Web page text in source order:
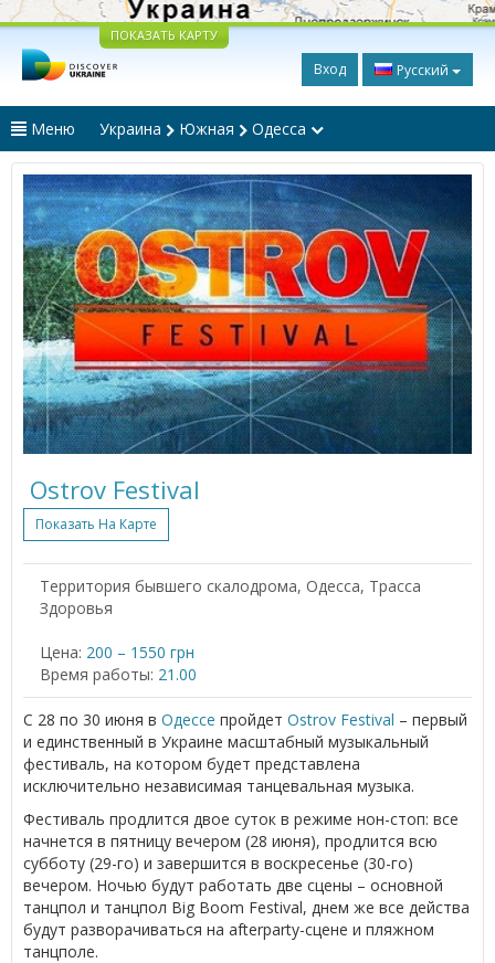
ПОКАЗАТЬ КАРТУ
Вход Русский
Меню Украина Южная Одесса
Ostrov Festival
Показать На Карте
Территория бывшего скалодрома, Одесса, Трасса
Здоровья
Цена: 200 – 1550 грн
Время работы: 21.00
С 28 по 30 июня в Одессе пройдет Ostrov Festival – первый
и единственный в Украине масштабный музыкальный
фестиваль, на котором будет представлена
исключительно независимая танцевальная музыка.
Фестиваль продлится двое суток в режиме нон-стоп: все
начнется в пятницу вечером (28 июня), продлится всю
субботу (29-го) и завершится в воскресенье (30-го)
вечером. Ночью будут работать две сцены – основной
танцпол и танцпол Big Boom Festival, днем же все действа
будут разворачиваться на afterparty-сцене и пляжном
танцполе.